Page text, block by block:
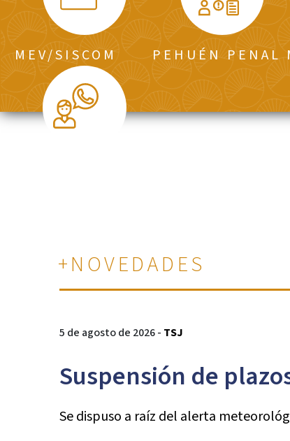
MEV/SISCOM PEHUÉN PENAL
+NOVEDADES
5 de agosto de 2026 - TSJ
Suspensión de
Se dispuso a raíz del alerta